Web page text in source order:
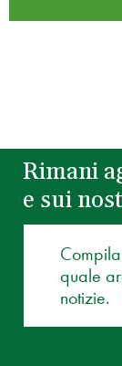
Rimani
e sui
quale
notizie.